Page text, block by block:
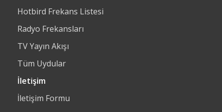
Hotbird Frekans Listesi
Radyo Frekansları
TV Yayın Akışı
Tüm Uydular
İletişim
İletişim Formu